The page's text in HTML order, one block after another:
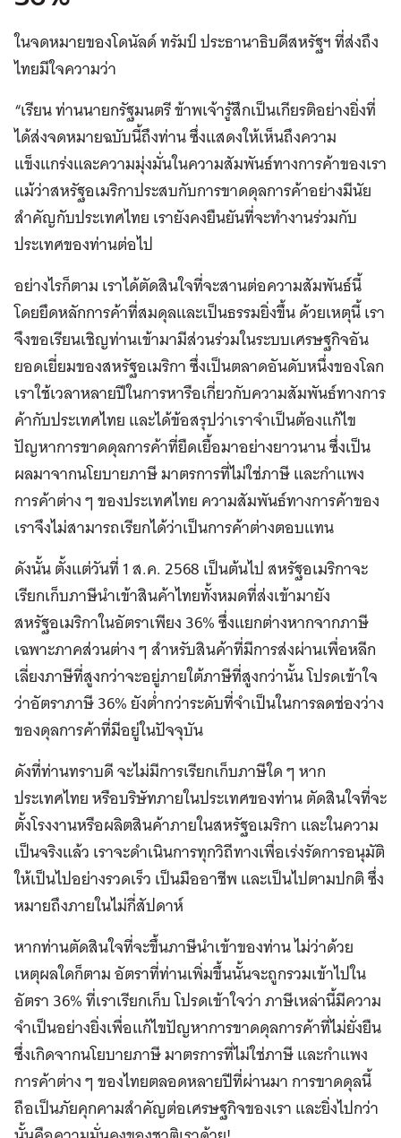
ในจดหมายของโดนัลด์ ทรัมป์ ประธานาธิบดีสหรัฐฯ ที่ส่งถึง
ไทยมีใจความว่า
“เรียน ท่านนายกรัฐมนตรี ข้าพเจ้ารู้สึกเป็นเกียรติอย่างยิ่งที่
ได้ส่งจดหมายฉบับนี้ถึงท่าน ซึ่งแสดงให้เห็นถึงความ
แข็งแกร่งและความมุ่งมั่นในความสัมพันธ์ทางการค้าของเรา
แม้ว่าสหรัฐอเมริกาประสบกับการขาดดุลการค้าอย่างมีนัย
สำคัญกับประเทศไทย เรายังคงยืนยันที่จะทำงานร่วมกับ
ประเทศของท่านต่อไป
อย่างไรก็ตาม เราได้ตัดสินใจที่จะสานต่อความสัมพันธ์นี้
โดยยึดหลักการค้าที่สมดุลและเป็นธรรมยิ่งขึ้น ด้วยเหตุนี้ เรา
จึงขอเรียนเชิญท่านเข้ามามีส่วนร่วมในระบบเศรษฐกิจอัน
ยอดเยี่ยมของสหรัฐอเมริกา ซึ่งเป็นตลาดอันดับหนึ่งของโลก
เราใช้เวลาหลายปีในการหารือเกี่ยวกับความสัมพันธ์ทางการ
ค้ากับประเทศไทย และได้ข้อสรุปว่าเราจำเป็นต้องแก้ไข
ปัญหาการขาดดุลการค้าที่ยืดเยื้อมาอย่างยาวนาน ซึ่งเป็น
ผลมาจากนโยบายภาษี มาตรการที่ไม่ใช่ภาษี และกำแพง
การค้าต่าง ๆ ของประเทศไทย ความสัมพันธ์ทางการค้าของ
เราจึงไม่สามารถเรียกได้ว่าเป็นการค้าต่างตอบแทน
ดังนั้น ตั้งแต่วันที่ 1 ส.ค. 2568 เป็นต้นไป สหรัฐอเมริกาจะ
เรียกเก็บภาษีนำเข้าสินค้าไทยทั้งหมดที่ส่งเข้ามายัง
สหรัฐอเมริกาในอัตราเพียง 36% ซึ่งแยกต่างหากจากภาษี
เฉพาะภาคส่วนต่าง ๆ สำหรับสินค้าที่มีการส่งผ่านเพื่อหลีก
เลี่ยงภาษีที่สูงกว่าจะอยู่ภายใต้ภาษีที่สูงกว่านั้น โปรดเข้าใจ
ว่าอัตราภาษี 36% ยังต่ำกว่าระดับที่จำเป็นในการลดช่องว่าง
ของดุลการค้าที่มีอยู่ในปัจจุบัน
ดังที่ท่านทราบดี จะไม่มีการเรียกเก็บภาษีใด ๆ หาก
ประเทศไทย หรือบริษัทภายในประเทศของท่าน ตัดสินใจที่จะ
ตั้งโรงงานหรือผลิตสินค้าภายในสหรัฐอเมริกา และในความ
เป็นจริงแล้ว เราจะดำเนินการทุกวิถีทางเพื่อเร่งรัดการอนุมัติ
ให้เป็นไปอย่างรวดเร็ว เป็นมืออาชีพ และเป็นไปตามปกติ ซึ่ง
หมายถึงภายในไม่กี่สัปดาห์
หากท่านตัดสินใจที่จะขึ้นภาษีนำเข้าของท่าน ไม่ว่าด้วย
เหตุผลใดก็ตาม อัตราที่ท่านเพิ่มขึ้นนั้นจะถูกรวมเข้าไปใน
อัตรา 36% ที่เราเรียกเก็บ โปรดเข้าใจว่า ภาษีเหล่านี้มีความ
จำเป็นอย่างยิ่งเพื่อแก้ไขปัญหาการขาดดุลการค้าที่ไม่ยั่งยืน
ซึ่งเกิดจากนโยบายภาษี มาตรการที่ไม่ใช่ภาษี และกำแพง
การค้าต่าง ๆ ของไทยตลอดหลายปีที่ผ่านมา การขาดดุลนี้
ถือเป็นภัยคุกคามสำคัญต่อเศรษฐกิจของเรา และยิ่งไปกว่า